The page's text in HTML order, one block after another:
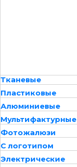
Тканевые
Пластиковые
Алюминиевые
Мультифактурные
Фотожалюзи
С логотипом
Электрические